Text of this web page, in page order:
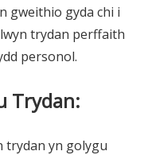
gweithio gyda chi i
trydan perffaith
personol.
Trydan:
trydan yn golygu